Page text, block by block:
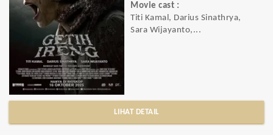
Movie cast :
Titi Kamal, Darius Sinathrya,
Sara Wijayanto,...
LIHAT DETAIL